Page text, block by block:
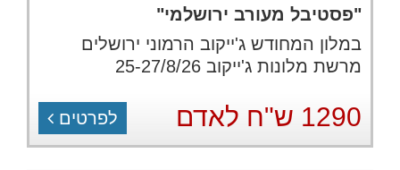
"פסטיבל מעורב ירושלמי"
במלון המחודש ג'ייקוב הרמוני ירושלים
מרשת מלונות ג'ייקוב 25-27/8/26
1290 ש"ח לאדם לפרטים